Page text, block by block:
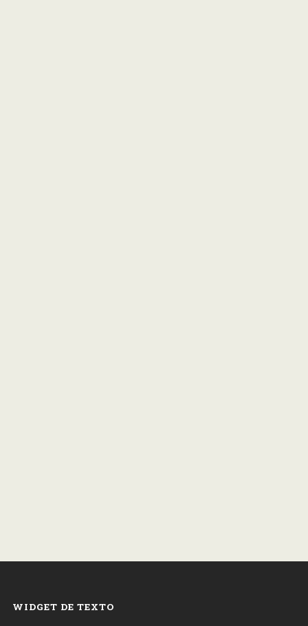
WIDGET DE TEXTO